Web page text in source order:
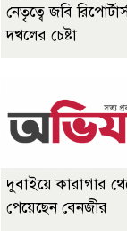
নেতৃত্বে জবি
দখলের চেষ্টা
দুবাইয়ে কারাগার
পেয়েছেন বেনজীর